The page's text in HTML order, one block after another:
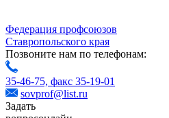
Федерация профсоюзов
Ставропольского края
Позвоните нам по телефонам:
35-46-75, факс 35-19-01
sovprof@list.ru
Задать